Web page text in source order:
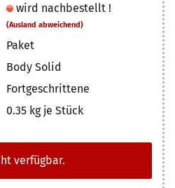
wird nachbestellt !
(Ausland abweichend)
Paket
Body Solid
Fortgeschrittene
0.35 kg je Stück
verfügbar.